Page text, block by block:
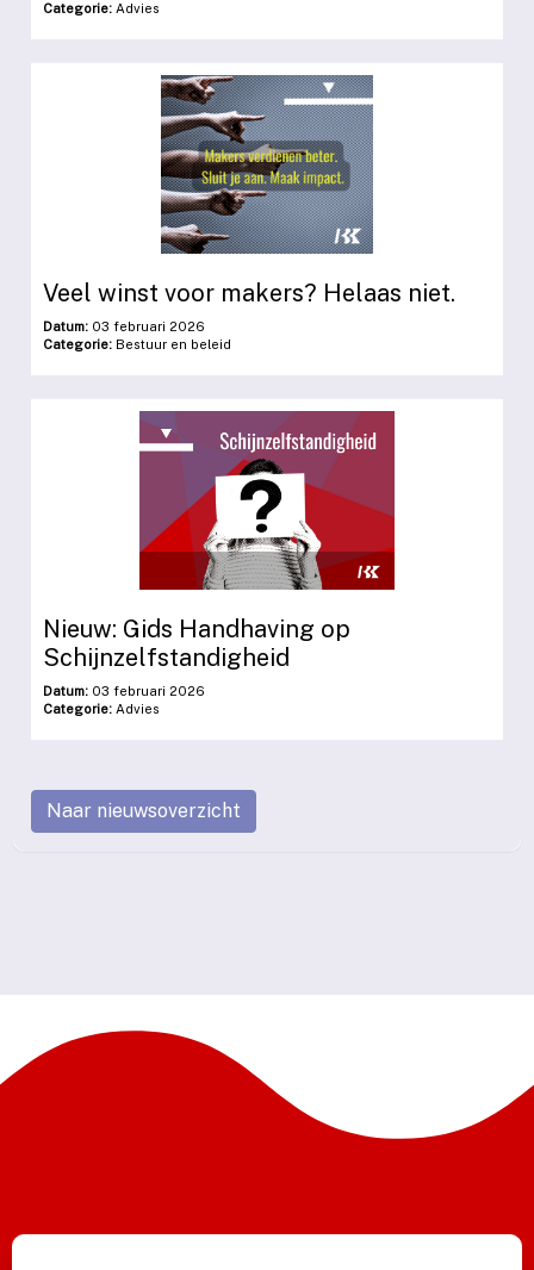
Categorie: Advies
Veel winst voor makers? Helaas niet.
Datum: 03 februari 2026
Categorie: Bestuur en beleid
Nieuw: Gids Handhaving op
Schijnzelfstandigheid
Datum: 03 februari 2026
Categorie: Advies
Naar nieuwsoverzicht